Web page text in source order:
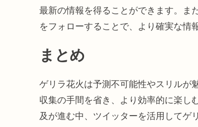
最新の情報を得ることができます。ま
をフォローすることで、より確実な情
まとめ
ゲリラ花火は予測不可能性やスリルが
収集の手間を省き、より効率的に楽し
及が進む中、ツイッターを活用してゲ